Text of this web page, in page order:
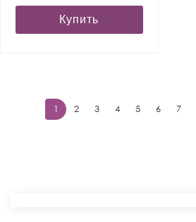
Купить
1 2 3 4 5 6 7